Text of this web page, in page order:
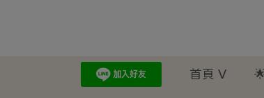
首頁 ᐯ